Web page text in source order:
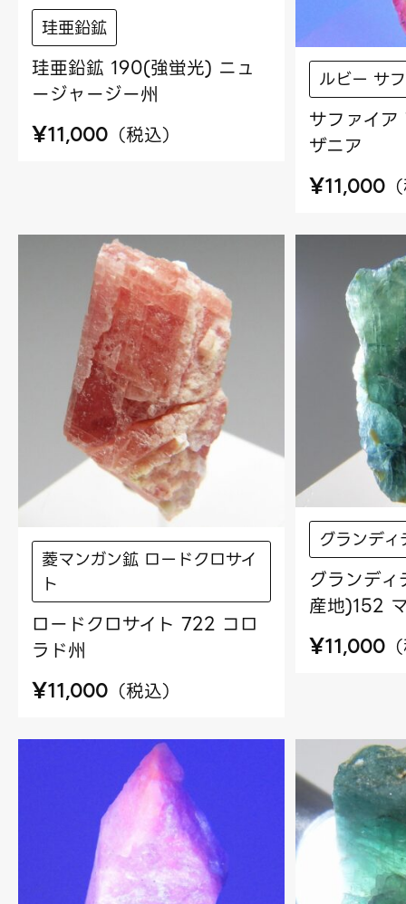
珪亜鉛鉱
珪亜鉛鉱 190(強蛍光) ニュ
ージャージー州
¥11,000 （税込）
ルビー サ
サファイ
ザニア
¥11,000 （
菱マンガン鉱 ロードクロサイ
ト
ロードクロサイト 722 コロ
ラド州
¥11,000 （税込）
グランデ
グランデ
産地)152
¥11,000 （